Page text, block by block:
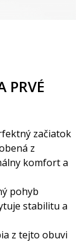
PRVÉ
začiatok
z
komfort a
pohyb
stabilitu a
z tejto obuvi